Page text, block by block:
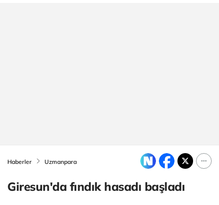
Haberler Uzmanpara
Giresun'da fındık hasadı başladı